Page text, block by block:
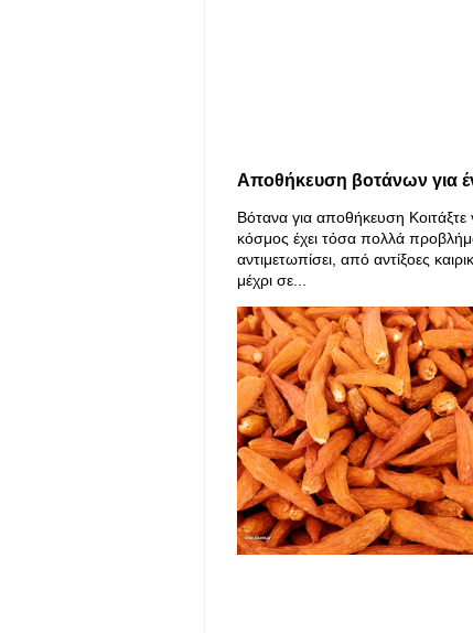
Αποθήκευση βοτάνων για
Βότανα για αποθήκευση
κόσμος έχει τόσα πολλά
αντιμετωπίσει, από αντίξοες
μέχρι σε...